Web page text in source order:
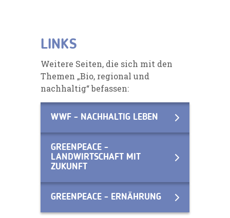
LINKS
Weitere Seiten, die sich mit den
Themen „Bio, regional und
nachhaltig“ befassen:
WWF - NACHHALTIG LEBEN
GREENPEACE -
LANDWIRTSCHAFT MIT
ZUKUNFT
GREENPEACE - ERNÄHRUNG